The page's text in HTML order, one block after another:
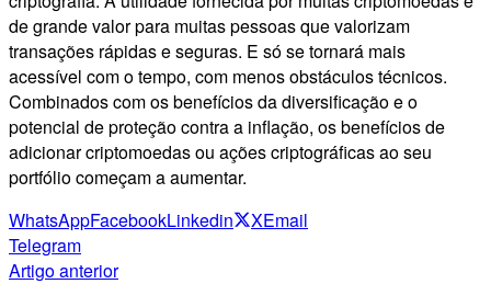
de grande valor para muitas pessoas que valorizam
transações rápidas e seguras. E só se tornará mais
acessível com o tempo, com menos obstáculos técnicos.
Combinados com os benefícios da diversificação e o
potencial de proteção contra a inflação, os benefícios de
adicionar criptomoedas ou ações criptográficas ao seu
portfólio começam a aumentar.
WhatsAppFacebookLinkedin XEmail
Telegram
Artigo anterior